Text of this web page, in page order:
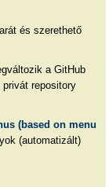
és szerethető
a GitHub
repository
(based on menu
(automatizált)